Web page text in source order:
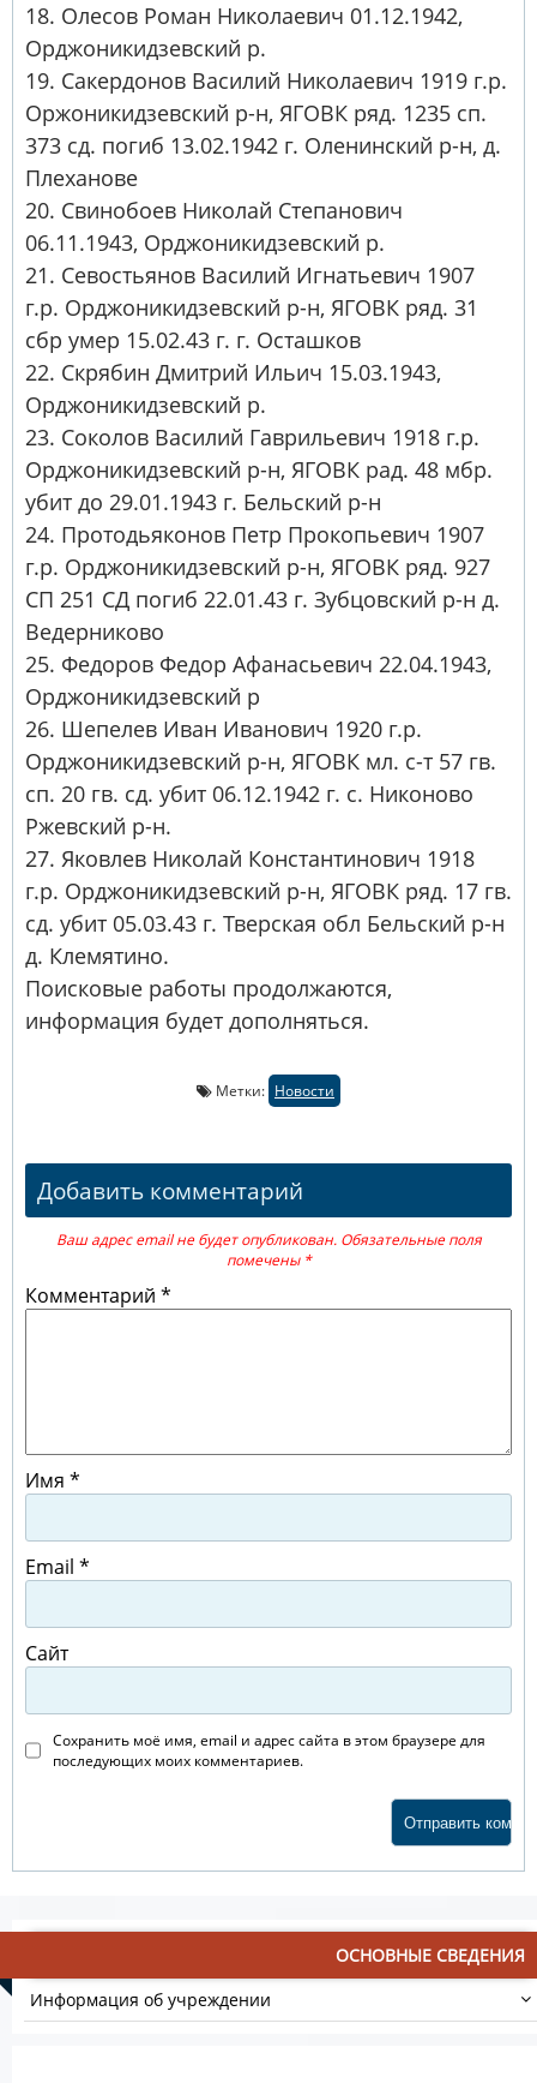
18. Олесов Роман Николаевич 01.12.1942,
Орджоникидзевский р.
19. Сакердонов Василий Николаевич 1919 г.р.
Оржоникидзевский р-н, ЯГОВК ряд. 1235 сп.
373 сд. погиб 13.02.1942 г. Оленинский р-н, д.
Плеханове
20. Свинобоев Николай Степанович
06.11.1943, Орджоникидзевский р.
21. Севостьянов Василий Игнатьевич 1907
г.р. Орджоникидзевский р-н, ЯГОВК ряд. 31
сбр умер 15.02.43 г. г. Осташков
22. Скрябин Дмитрий Ильич 15.03.1943,
Орджоникидзевский р.
23. Соколов Василий Гаврильевич 1918 г.р.
Орджоникидзевский р-н, ЯГОВК рад. 48 мбр.
убит до 29.01.1943 г. Бельский р-н
24. Протодьяконов Петр Прокопьевич 1907
г.р. Орджоникидзевский р-н, ЯГОВК ряд. 927
СП 251 СД погиб 22.01.43 г. Зубцовский р-н д.
Ведерниково
25. Федоров Федор Афанасьевич 22.04.1943,
Орджоникидзевский р
26. Шепелев Иван Иванович 1920 г.р.
Орджоникидзевский р-н, ЯГОВК мл. с-т 57 гв.
сп. 20 гв. сд. убит 06.12.1942 г. с. Никоново
Ржевский р-н.
27. Яковлев Николай Константинович 1918
г.р. Орджоникидзевский р-н, ЯГОВК ряд. 17 гв.
сд. убит 05.03.43 г. Тверская обл Бельский р-н
д. Клемятино.
Поисковые работы продолжаются,
информация будет дополняться.
Метки: Новости
Добавить комментарий
Ваш адрес email не будет опубликован. Обязательные поля
помечены *
Комментарий *
Имя *
Email *
Сайт
Сохранить моё имя, email и адрес сайта в этом браузере для
последующих моих комментариев.
ОСНОВНЫЕ СВЕДЕНИЯ
Информация об учреждении